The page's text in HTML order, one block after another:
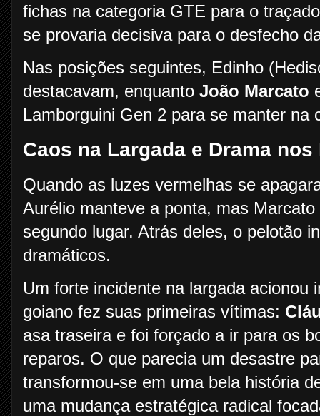
fichas na categoria GTE para o
se provaria decisiva para o desfecho
Nas posições seguintes, Edinho
destacavam, enquanto João Marcato
Lamborguini Gen 2 para se manter na
Caos na Largada e Drama nos
Quando as luzes vermelhas se
Aurélio manteve a ponta, mas
segundo lugar. Atrás deles, o pelotão
dramáticos.
Um forte incidente na largada acionou
goiano fez suas primeiras vítimas:
asa traseira e foi forçado a ir para os
reparos. O que parecia um desastre
transformou-se em uma bela história
uma mudança estratégica radical